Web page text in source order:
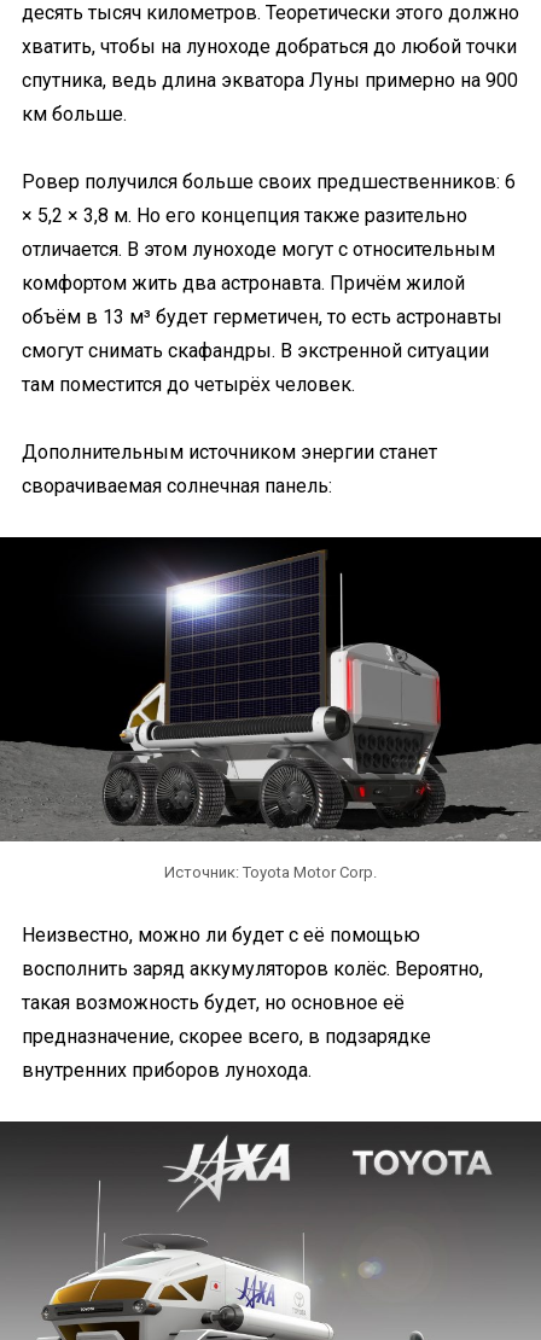
десять тысяч километров. Теоретически этого должно
хватить, чтобы на луноходе добраться до любой точки
спутника, ведь длина экватора Луны примерно на 900
км больше.
Ровер получился больше своих предшественников: 6
× 5,2 × 3,8 м. Но его концепция также разительно
отличается. В этом луноходе могут с относительным
комфортом жить два астронавта. Причём жилой
объём в 13 м³ будет герметичен, то есть астронавты
смогут снимать скафандры. В экстренной ситуации
там поместится до четырёх человек.
Дополнительным источником энергии станет
сворачиваемая солнечная панель:
Источник: Toyota Motor Corp.
Неизвестно, можно ли будет с её помощью
восполнить заряд аккумуляторов колёс. Вероятно,
такая возможность будет, но основное её
предназначение, скорее всего, в подзарядке
внутренних приборов лунохода.